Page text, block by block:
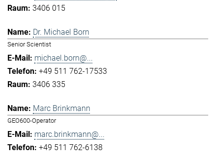
3406 015
Dr. Michael Born
Senior Scientist
michael.born@...
+49 511 762-17533
3406 335
Marc Brinkmann
GEO600-Operator
marc.brinkmann@...
+49 511 762-6138